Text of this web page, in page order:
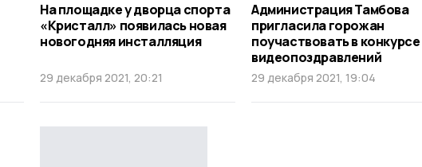
На площадке у дворца спорта
«Кристалл» появилась новая
новогодняя инсталляция
29 декабря 2021, 20:21
Администрация Тамбова
пригласила горожан
поучаствовать в конкурсе
видеопоздравлений
29 декабря 2021, 19:04